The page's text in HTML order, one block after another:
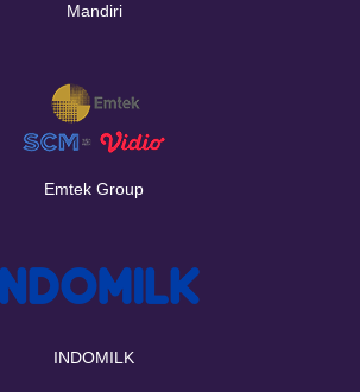
Mandiri
Emtek Group
INDOMILK